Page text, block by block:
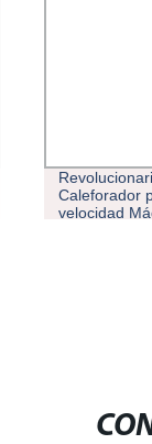
Caleforador
velocidad